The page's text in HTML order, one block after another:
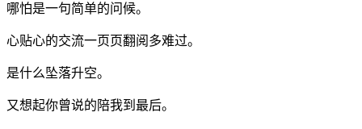
哪怕是一句简单的问候。
心贴心的交流一页页翻阅多难过。
是什么坠落升空。
又想起你曾说的陪我到最后。